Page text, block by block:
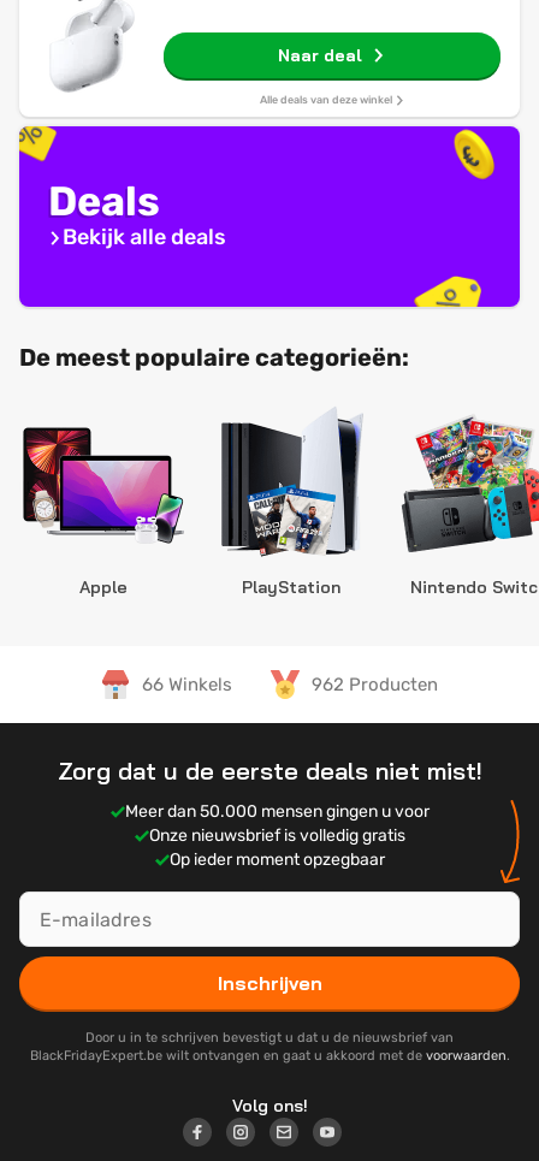
Naar deal
Alle deals van deze winkel
Deals
Bekijk alle deals
De meest populaire categorieën:
Apple PlayStation Nintendo
66 Winkels 962 Producten
Zorg dat u de eerste deals niet mist!
Meer dan 50.000 mensen gingen u voor
Onze nieuwsbrief is volledig gratis
Op ieder moment opzegbaar
Inschrijven
Door u in te schrijven bevestigt u dat u de nieuwsbrief van
BlackFridayExpert.be wilt ontvangen en gaat u akkoord met de voorwaarden.
Volg ons!